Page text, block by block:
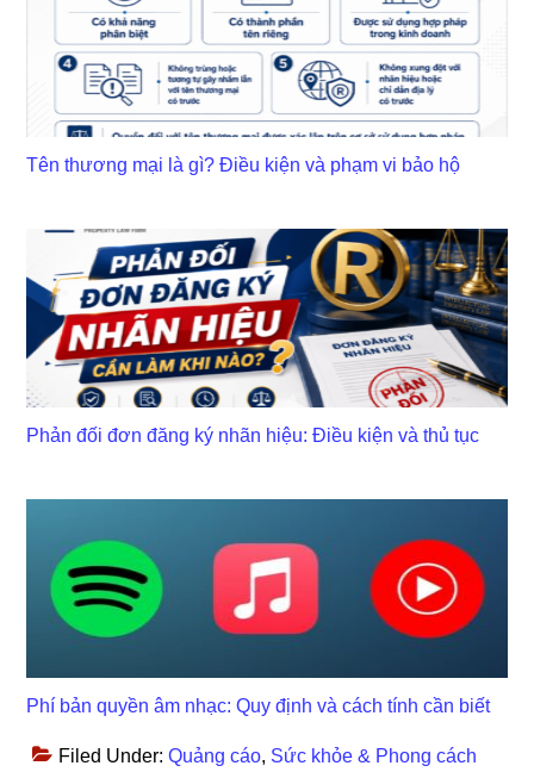
Tên thương mại là gì? Điều kiện và phạm vi bảo hộ
Phản đối đơn đăng ký nhãn hiệu: Điều kiện và thủ tục
Phí bản quyền âm nhạc: Quy định và cách tính cần biết
Filed Under:Quảng cáo, Sức khỏe & Phong cách